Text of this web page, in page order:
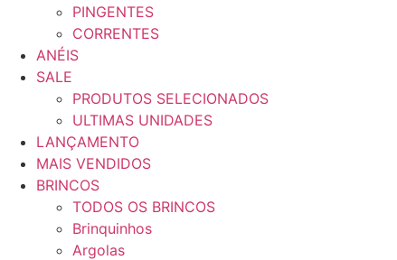
PINGENTES
CORRENTES
ANÉIS
SALE
PRODUTOS SELECIONADOS
ULTIMAS UNIDADES
LANÇAMENTO
MAIS VENDIDOS
BRINCOS
TODOS OS BRINCOS
Brinquinhos
Argolas